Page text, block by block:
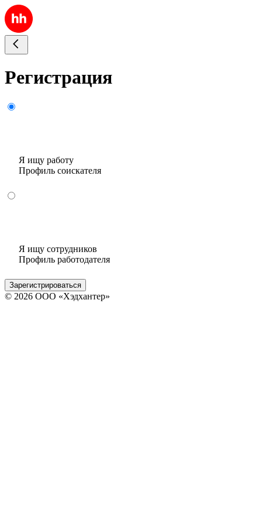
Регистрация
Я ищу работу
Профиль соискателя
Я ищу сотрудников
Профиль работодателя
Зарегистрироваться
© 2026 ООО «Хэдхантер»